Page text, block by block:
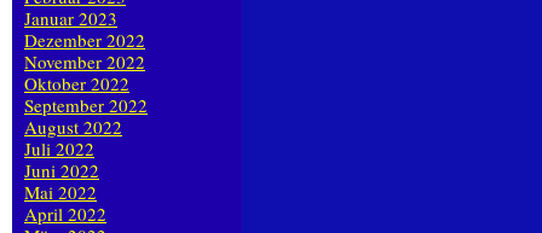
Januar 2023
Dezember 2022
November 2022
Oktober 2022
September 2022
August 2022
Juli 2022
Juni 2022
Mai 2022
April 2022